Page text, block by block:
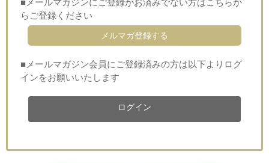
■メールマガジンにご登録がお済みでない方はこちらか
らご登録ください
メルマガ登録する
■メールマガジン会員にご登録済みの方は以下よりログ
インをお願いいたします
ログイン